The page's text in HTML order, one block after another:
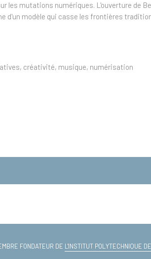
les mutations numériques. L'ouverture de
d'un modèle qui casse les frontières
créativité, musique, numérisation
FONDATEUR DE L'INSTITUT POLYTECHNIQUE